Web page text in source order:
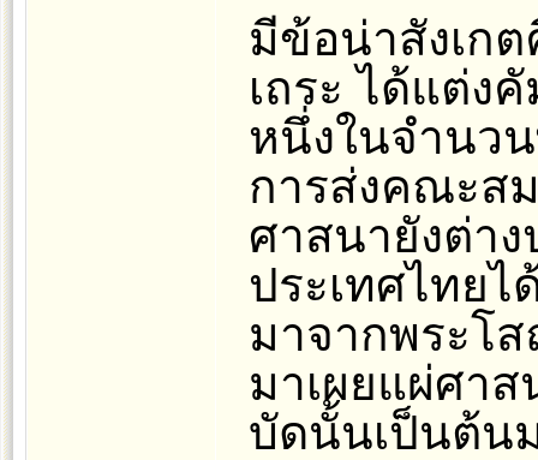
มีข้อน่าสังเก
เถระ ได้แต่ง
หนึ่งในจำนว
การส่งคณะส
ศาสนายังต่า
ประเทศไทย
มาจากพระโ
มาเผยแผ่ศา
บัดนั้นเป็นต้น